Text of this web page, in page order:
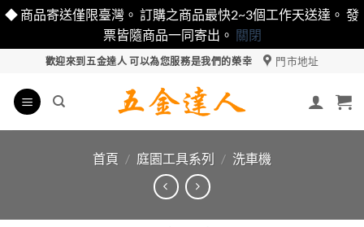
◆ 商品寄送僅限臺灣。 訂購之商品最快2~3個工作天送達。 發
票皆隨商品一同寄出。 關閉
content
歡迎來到五金達人 可以為您服務是我們的榮幸 門市地址
首頁 / 庭園工具系列 / 洗車機